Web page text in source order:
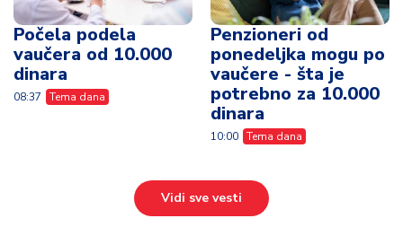
Počela podela
vaučera od 10.000
dinara
08:37 Tema dana
Penzioneri od
ponedeljka mogu po
vaučere - šta je
potrebno za 10.000
dinara
10:00 Tema dana
Vidi sve vesti